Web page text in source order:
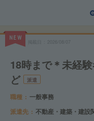
NEW
18時まで＊未経
ど
派遣
職種
一般事務
派遣先
不動産・建築・建設